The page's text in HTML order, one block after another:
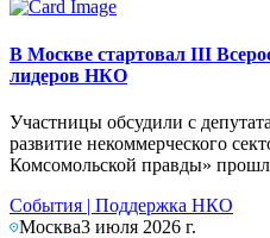
В Москве стартовал III
лидеров НКО
Участницы обсудили с
развитие некоммерческого
Комсомольской правды»
События | Поддержка НКО
Москва3 июля 2026 г.